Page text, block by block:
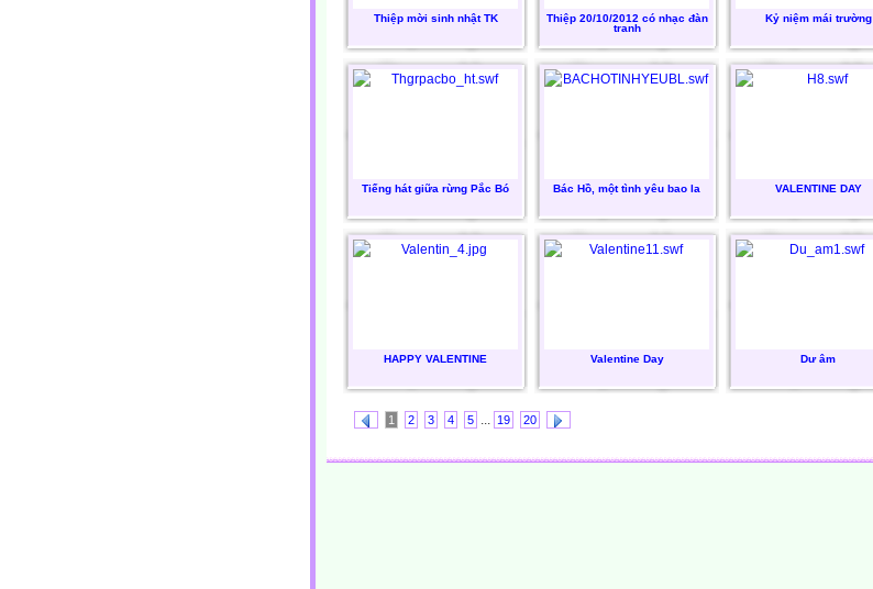
Thiệp mời sinh nhật TK
Thiệp 20/10/2012 có nhạc đàn
tranh
Kỷ niệm mái trường
Tiếng hát giữa rừng Pắc Bó Bác Hồ, một tình yêu bao la VALENTINE DAY
HAPPY VALENTINE Valentine Day Dư âm
1 2 3 4 5 ... 19 20